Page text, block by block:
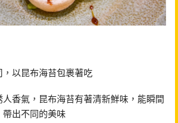
以昆布海苔包裹著吃
香氣，昆布海苔有著清新鮮味，能瞬間
出不同的美味